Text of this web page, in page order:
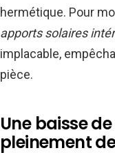
hermétique. Pour
apports solaires
implacable,
pièce.
Une baisse
pleinement